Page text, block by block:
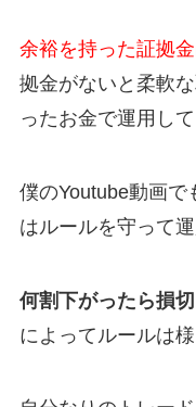
余裕を持った証拠
拠金がないと柔軟
ったお金で運用して
僕のYoutube動画で
はルールを守って
何割下がったら損
によってルールは